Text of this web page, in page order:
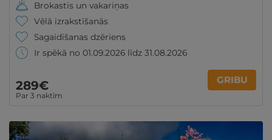
Brokastis un vakariņas
Vēlā izrakstīšanās
Sagaidīšanas dzēriens
Ir spēkā no 01.09.2026 līdz 31.08.2026
289€
Par 3 naktīm
GRIBU